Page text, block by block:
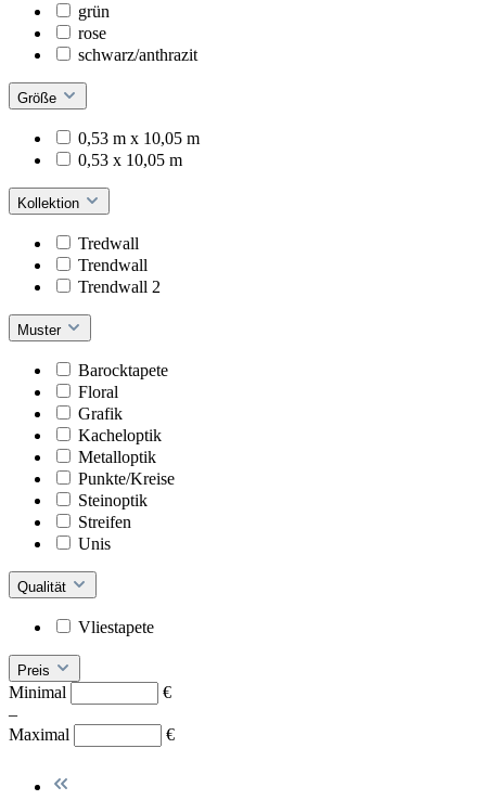
grün
rose
schwarz/anthrazit
Größe
0,53 m x 10,05 m
0,53 x 10,05 m
Kollektion
Tredwall
Trendwall
Trendwall 2
Muster
Barocktapete
Floral
Grafik
Kacheloptik
Metalloptik
Punkte/Kreise
Steinoptik
Streifen
Unis
Qualität
Vliestapete
Preis
Minimal
€
–
Maximal
€